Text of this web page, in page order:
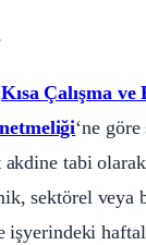
Kısa Çalışma ve
‘ne
tabi olarak
sektörel veya
işyerindeki